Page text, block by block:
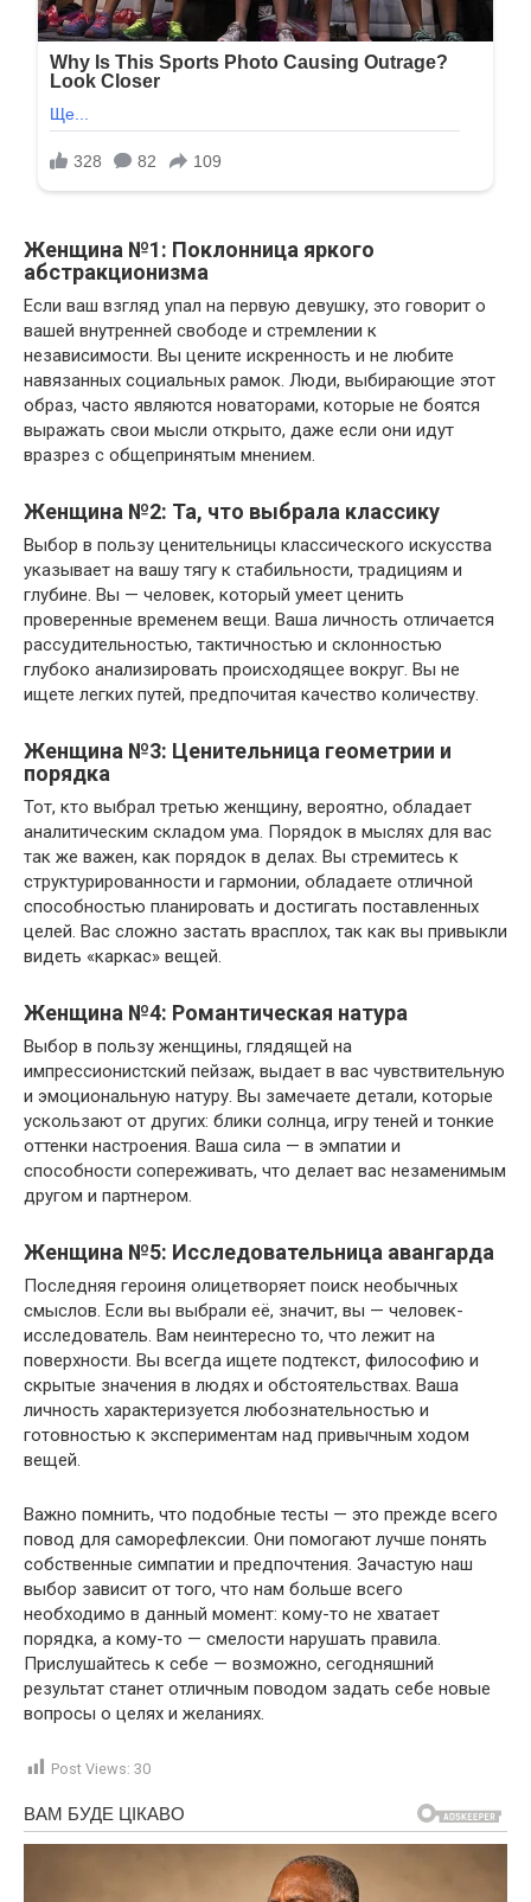
Женщина №1: Поклонница яркого
абстракционизма
Если ваш взгляд упал на первую девушку, это говорит о
вашей внутренней свободе и стремлении к
независимости. Вы цените искренность и не любите
навязанных социальных рамок. Люди, выбирающие этот
образ, часто являются новаторами, которые не боятся
выражать свои мысли открыто, даже если они идут
вразрез с общепринятым мнением.
Женщина №2: Та, что выбрала классику
Выбор в пользу ценительницы классического искусства
указывает на вашу тягу к стабильности, традициям и
глубине. Вы — человек, который умеет ценить
проверенные временем вещи. Ваша личность отличается
рассудительностью, тактичностью и склонностью
глубоко анализировать происходящее вокруг. Вы не
ищете легких путей, предпочитая качество количеству.
Женщина №3: Ценительница геометрии и
порядка
Тот, кто выбрал третью женщину, вероятно, обладает
аналитическим складом ума. Порядок в мыслях для вас
так же важен, как порядок в делах. Вы стремитесь к
структурированности и гармонии, обладаете отличной
способностью планировать и достигать поставленных
целей. Вас сложно застать врасплох, так как вы привыкли
видеть «каркас» вещей.
Женщина №4: Романтическая натура
Выбор в пользу женщины, глядящей на
импрессионистский пейзаж, выдает в вас чувствительную
и эмоциональную натуру. Вы замечаете детали, которые
ускользают от других: блики солнца, игру теней и тонкие
оттенки настроения. Ваша сила — в эмпатии и
способности сопереживать, что делает вас незаменимым
другом и партнером.
Женщина №5: Исследовательница авангарда
Последняя героиня олицетворяет поиск необычных
смыслов. Если вы выбрали её, значит, вы — человек-
исследователь. Вам неинтересно то, что лежит на
поверхности. Вы всегда ищете подтекст, философию и
скрытые значения в людях и обстоятельствах. Ваша
личность характеризуется любознательностью и
готовностью к экспериментам над привычным ходом
вещей.
Важно помнить, что подобные тесты — это прежде всего
повод для саморефлексии. Они помогают лучше понять
собственные симпатии и предпочтения. Зачастую наш
выбор зависит от того, что нам больше всего
необходимо в данный момент: кому-то не хватает
порядка, а кому-то — смелости нарушать правила.
Прислушайтесь к себе — возможно, сегодняшний
результат станет отличным поводом задать себе новые
вопросы о целях и желаниях.
Post Views: 30